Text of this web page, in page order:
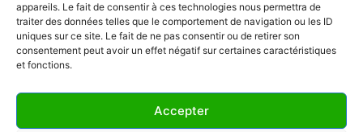
appareils. Le fait de consentir à ces technologies nous permettra de
traiter des données telles que le comportement de navigation ou les ID
uniques sur ce site. Le fait de ne pas consentir ou de retirer son
consentement peut avoir un effet négatif sur certaines caractéristiques
et fonctions.
Accepter
Envoyer ma demande
Maisons Baijot